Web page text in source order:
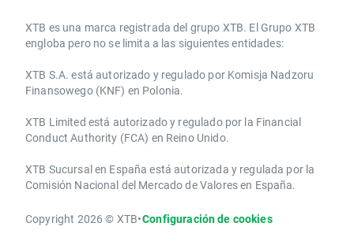
​​XTB es una marca registrada del grupo XTB. El Grupo XTB
engloba pero no se limita a las siguientes entidades:
XTB S.A.​ está autorizado y regulado por Komisja Nadzoru
Finansowego (KNF) ​en Polonia.
XTB Limited ​está autorizado y regulado por la ​Financial
Conduct Authority ​(FCA) en ​​Reino Unido.
XTB Sucursal en España está autorizada y regulada por la
Comisión Nacional del Mercado de Valores en España.
Copyright 2026 © XTB•Configuración de cookies